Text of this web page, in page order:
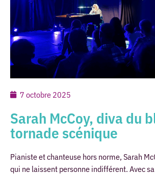
7 octobre 2025
Sarah McCoy, diva du
tornade scénique
Pianiste et chanteuse hors norme, Sarah
qui ne laissent personne indifférent. Avec